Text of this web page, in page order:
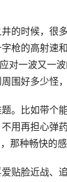
的时候，很
枪的高射速
对一波又一
围好多少怪
。比如带个
用再担心弹
那种畅快的感
贴脸近战、